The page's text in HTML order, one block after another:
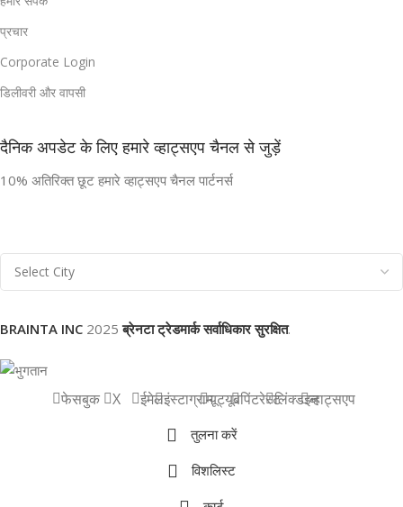
प्रचार
Corporate Login
डिलीवरी और वापसी
दैनिक अपडेट के लिए हमारे व्हाट्सएप चैनल से जुड़ें
10% अतिरिक्त छूट हमारे व्हाट्सएप चैनल पार्टनर्स
BRAINTA INC 2025ब्रेनटा ट्रेडमार्क सर्वाधिकार सुरक्षित.
फेसबुक X ईमेलइंस्टाग्रामयूट्यूबपिंटरेस्टलिंक्डइनव्हाट्सएप
तुलना करें
विशलिस्ट